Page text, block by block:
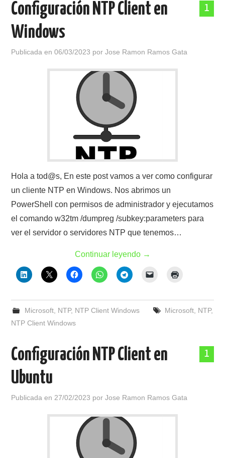
POLÍTICA DE PRIVACIDAD
1
Configuración NTP Client en
Windows
Publicada en06/03/2023 porJose Ramon Ramos Gata
Hola a tod@s, En este post vamos a ver como configurar
un cliente NTP en Windows. Nos abrimos un
PowerShell con permisos de administrador y ejecutamos
el comando w32tm /dumpreg /subkey:parameters para
ver el servidor o servidores NTP que tenemos…
Continuar leyendo →
Microsoft, NTP, NTP Client Windows Microsoft, NTP,
NTP Client Windows
1
Configuración NTP Client en
Ubuntu
Publicada en 27/02/2023 porJose Ramon Ramos Gata